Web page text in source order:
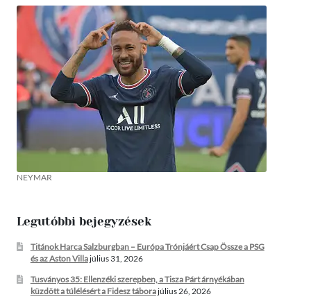
NEYMAR
Legutóbbi bejegyzések
Titánok Harca Salzburgban – Európa Trónjáért Csap Össze a PSG
és az Aston Villajúlius 31, 2026
Tusványos 35: Ellenzéki szerepben, a Tisza Párt árnyékában
küzdött a túlélésért a Fidesz táborajúlius 26, 2026